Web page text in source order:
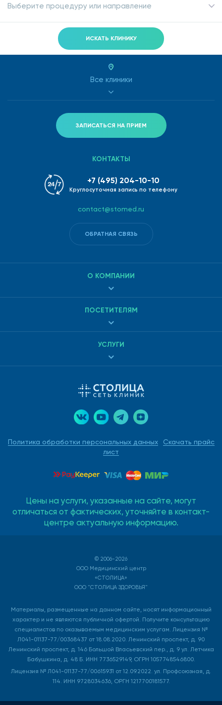
Выберите процедуру или направление
ИСКАТЬ КЛИНИКУ
Все клиники
ЗАПИСАТЬСЯ НА ПРИЕМ
Политика обработки персональных данных
Скачать прайс
лист
О КОМПАНИИ
ПОСЕТИТЕЛЯМ
УСЛУГИ
КОНТАКТЫ
+7 (495) 204-10-10
Круглосуточная запись по телефону
contact@stomed.ru
ОБРАТНАЯ СВЯЗЬ
Цены на услуги, указанные на сайте, могут
отличаться от фактических, уточняйте в контакт-
центре актуальную информацию.
© 2006-2026
ООО Медицинский центр
«СТОЛИЦА»
ООО "СТОЛИЦА ЗДОРОВЬЯ"
Материалы, размещенные на данном сайте, носят информационный
характер и не являются публичной офертой. Получите консультацию
специалистов по оказываемым медицинским услугам. Лицензия №
Л041-01137-77/00368437 от 18.08.2020. Ленинский проспект, д. 90
Ленинский проспект, д. 146 Большой Власьевский пер., д. 9 ул. Летчика
Бабушкина, д. 48 Б. ИНН 7736529149, ОГРН 1057748546800.
Лицензия № Л041-01137-77/00615931 от 12.09.2022. ул. Профсоюзная, д.
114. ИНН 9728034636, ОРГН 1217700181577.